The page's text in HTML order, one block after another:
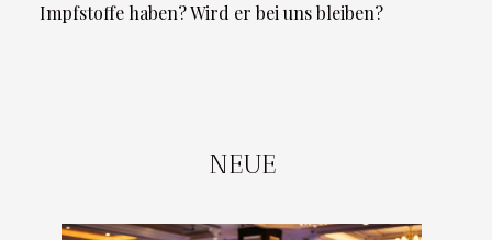
Impfstoffe haben? Wird er bei uns bleiben?
NEUE